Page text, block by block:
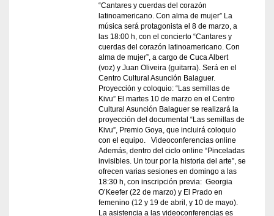
“Cantares y cuerdas del corazón
latinoamericano. Con alma de mujer” La
música será protagonista el 8 de marzo, a
las 18:00 h, con el concierto “Cantares y
cuerdas del corazón latinoamericano. Con
alma de mujer”, a cargo de Cuca Albert
(voz) y Juan Oliveira (guitarra). Será en el
Centro Cultural Asunción Balaguer.
Proyección y coloquio: “Las semillas de
Kivu” El martes 10 de marzo en el Centro
Cultural Asunción Balaguer se realizará la
proyección del documental “Las semillas de
Kivu”, Premio Goya, que incluirá coloquio
con el equipo. Videoconferencias online
Además, dentro del ciclo online “Pinceladas
invisibles. Un tour por la historia del arte”, se
ofrecen varias sesiones en domingo a las
18:30 h, con inscripción previa: Georgia
O’Keefer (22 de marzo) y El Prado en
femenino (12 y 19 de abril, y 10 de mayo).
La asistencia a las videoconferencias es